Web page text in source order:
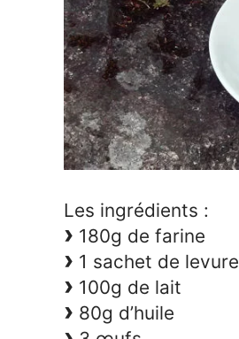
Les ingrédients :
180g de farine
1 sachet de levure
100g de lait
80g d’huile